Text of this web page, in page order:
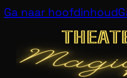
Ga naar hoofdinhoud